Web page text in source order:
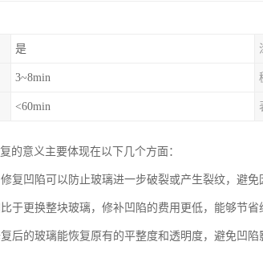
是
3~8min
<60min
的意义主要体现在以下几个方面：
复凹陷可以防止玻璃进一步破裂或产生裂纹，避
于更换整块玻璃，修补凹陷的费用更低，能够节
后的玻璃能恢复原有的平整度和透明度，避免凹陷